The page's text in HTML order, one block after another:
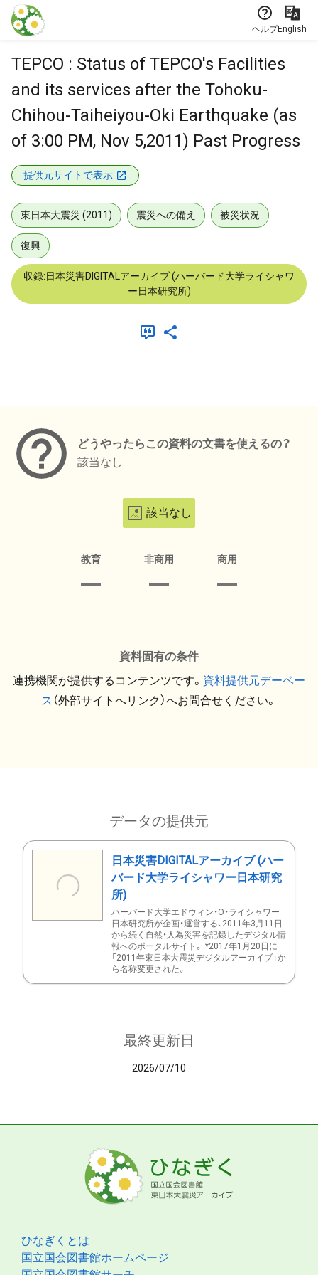
本文に飛ぶ
ヘルプEnglish
TEPCO : Status of TEPCO's Facilities
and its services after the Tohoku-
Chihou-Taiheiyou-Oki Earthquake (as
of 3:00 PM, Nov 5,2011) Past Progress
提供元サイトで表示
東日本大震災 (2011) 震災への備え 被災状況
復興
収録:日本災害DIGITALアーカイブ (ハーバード大学ライシャワ
ー日本研究所)
どうやったらこの資料の文書を使えるの？
該当なし
該当なし
教育 非商用 商用
資料固有の条件
連携機関が提供するコンテンツです。 資料提供元デーベー
ス （外部サイトへリンク）へお問合せください。
データの提供元
日本災害DIGITALアーカイブ (ハー
バード大学ライシャワー日本研究
所)
ハーバード大学エドウィン・O・ライシャワー
日本研究所が企画・運営する、2011年3月11日
から続く自然・人為災害を記録したデジタル情
報へのポータルサイト。 *2017年1月20日に
「2011年東日本大震災デジタルアーカイブ」か
ら名称変更された。
最終更新日
2026/07/10
ひなぎくとは
国立国会図書館ホームページ